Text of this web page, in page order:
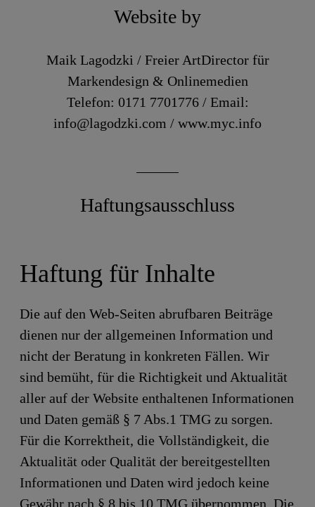
Website by
Maik Lagodzki / Freier ArtDirector für
Markendesign & Onlinemedien
Telefon: 0171 7701776 / Email:
info@lagodzki.com / www.myc.info
Haftungsausschluss
Haftung für Inhalte
Die auf den Web-Seiten abrufbaren Beiträge
dienen nur der allgemeinen Information und
nicht der Beratung in konkreten Fällen. Wir
sind bemüht, für die Richtigkeit und Aktualität
aller auf der Website enthaltenen Informationen
und Daten gemäß § 7 Abs.1 TMG zu sorgen.
Für die Korrektheit, die Vollständigkeit, die
Aktualität oder Qualität der bereitgestellten
Informationen und Daten wird jedoch keine
Gewähr nach § 8 bis 10 TMG übernommen. Die